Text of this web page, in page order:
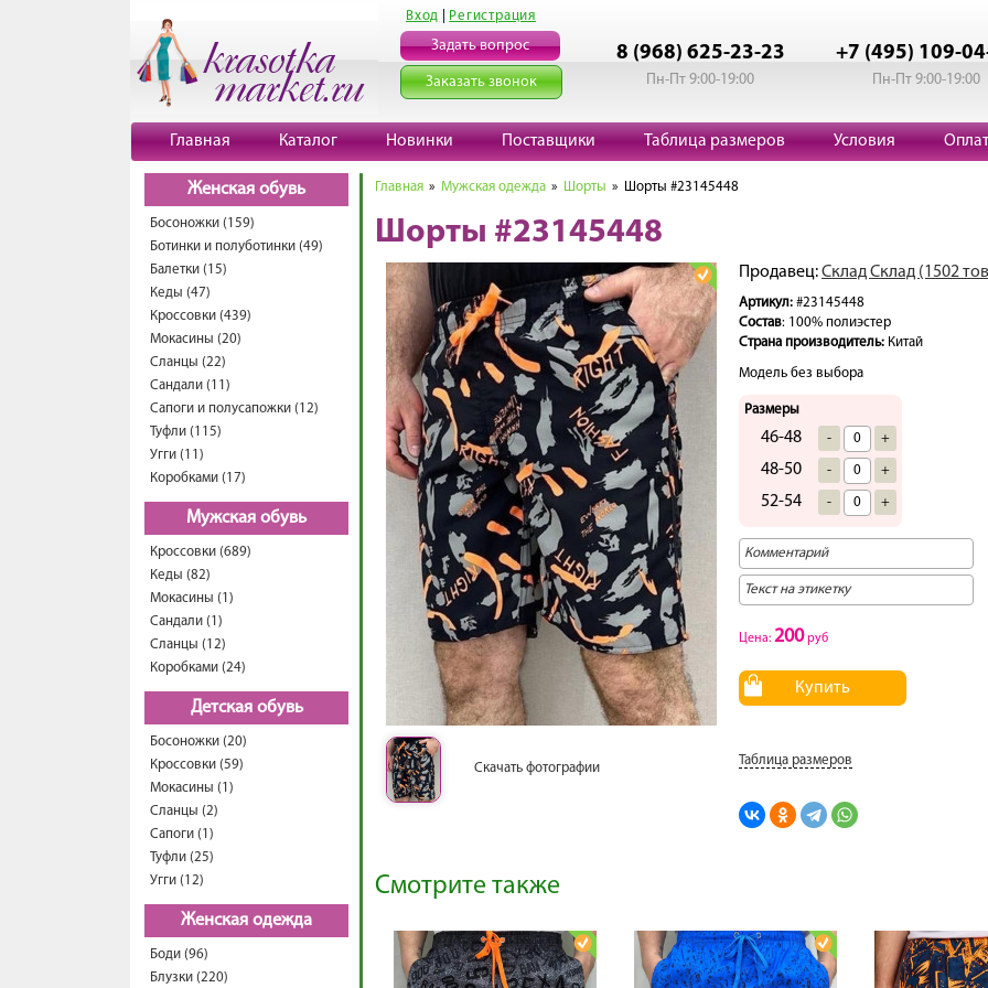
Вход Регистрация
Задать вопрос
Заказать звонок
8 (968) 625-23-23
Пн-Пт 9:00-19:00
+7 (495) 109-
Пн-Пт 9:00-19:00
Главная Каталог Новинки Поставщики Таблица размеров Условия
Женская обувь
Босоножки (159)
Ботинки и полуботинки (49)
Балетки (15)
Кеды (47)
Кроссовки (439)
Мокасины (20)
Сланцы (22)
Сандали (11)
Сапоги и полусапожки (12)
Туфли (115)
Угги (11)
Коробками (17)
Мужская обувь
Кроссовки (689)
Кеды (82)
Мокасины (1)
Сандали (1)
Сланцы (12)
Коробками (24)
Детская обувь
Босоножки (20)
Кроссовки (59)
Мокасины (1)
Сланцы (2)
Сапоги (1)
Туфли (25)
Угги (12)
Женская одежда
Боди (96)
Блузки (220)
Главная » Мужская одежда » Шорты » Шорты #23145448
Шорты #23145448
Скачать фотографии
Продавец:Склад Склад (1502
Артикул: #23145448
Состав: 100% полиэстер
Страна производитель: Китай
Модель без выбора
Размеры
46-48 - +
48-50 - +
52-54 - +
Цена: 200руб
Купить
Таблица размеров
Смотрите также